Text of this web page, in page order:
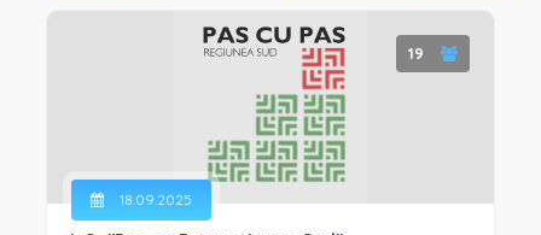
PROTECȚIE ȘI ASISTENȚĂ UMANITARĂ (REFUGIAȚI,
CATACLISME, PANDEMII) (64)
INTEGRITATE ȘI ANTICORUPȚIE (33)
GESTIONAREA SITUAȚIILOR DE CRIZĂ (9)
19
18.09.2025